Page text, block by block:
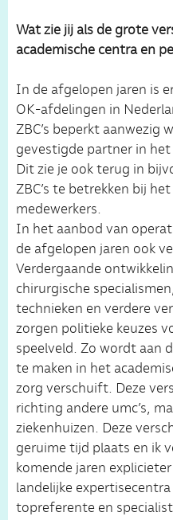
Wat zie jij als de grote
academische centra en
In de afgelopen jaren is
OK-afdelingen in
ZBC’s beperkt aanwezig
gevestigde partner in
Dit zie je ook terug in
ZBC’s te betrekken bij
medewerkers.
In het aanbod van
de afgelopen jaren ook
Verdergaande
chirurgische
technieken en verdere
zorgen politieke keuzes
speelveld. Zo wordt aan
te maken in het
zorg verschuift. Deze
richting andere umc’s,
ziekenhuizen. Deze
geruime tijd plaats en ik
komende jaren
landelijke
topreferente en